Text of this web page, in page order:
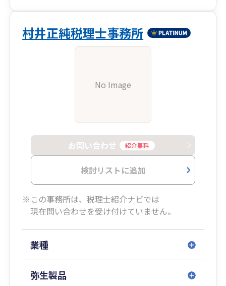
村井正純税理士事務所
No Image
お問い合わせ 紹介無料
検討リストに追加
※この事務所は、税理士紹介ナビでは
現在問い合わせを受け付けていません。
業種
弥生製品